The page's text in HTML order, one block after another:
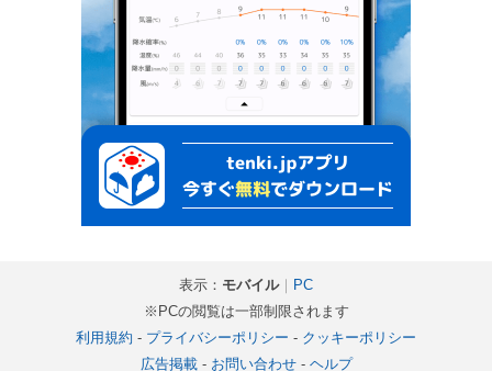
表示： モバイル｜
PC
※PCの閲覧は一部制限されます
利用規約 - プライバシーポリシー - クッキーポリシー
広告掲載- お問い合わせ- ヘルプ